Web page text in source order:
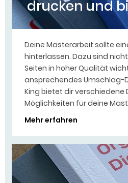
drucken und
Deine Masterarbeit sollte
hinterlassen. Dazu sind
Seiten in hoher Qualität
ansprechendes Umschlag-
King bietet dir verschiedene
Möglichkeiten für deine
Mehr erfahren